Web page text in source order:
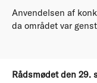
Anvendelsen af
da området var
Rådsmødet den 29.